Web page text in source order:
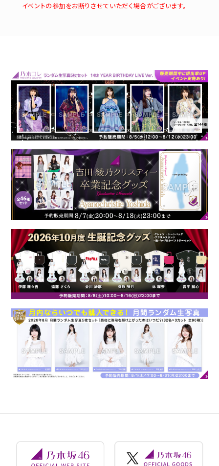
イベントの参加をお断りさせていただく場合がございます。